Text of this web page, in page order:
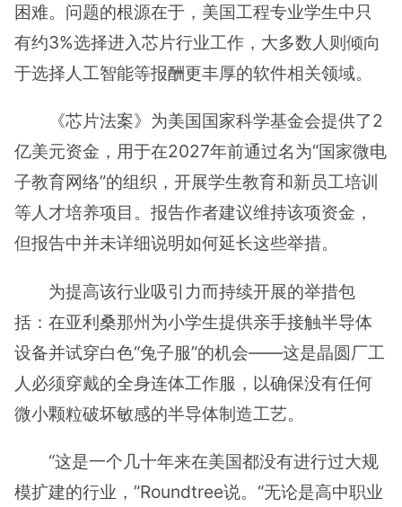
困难。问题的根源在于，美国工程专业学生中只
有约3%选择进入芯片行业工作，大多数人则倾向
于选择人工智能等报酬更丰厚的软件相关领域。
《芯片法案》为美国国家科学基金会提供了2
亿美元资金，用于在2027年前通过名为“国家微电
子教育网络”的组织，开展学生教育和新员工培训
等人才培养项目。报告作者建议维持该项资金，
但报告中并未详细说明如何延长这些举措。
为提高该行业吸引力而持续开展的举措包
括：在亚利桑那州为小学生提供亲手接触半导体
设备并试穿白色“兔子服”的机会——这是晶圆厂工
人必须穿戴的全身连体工作服，以确保没有任何
微小颗粒破坏敏感的半导体制造工艺。
“这是一个几十年来在美国都没有进行过大规
模扩建的行业，”Roundtree说。“无论是高中职业